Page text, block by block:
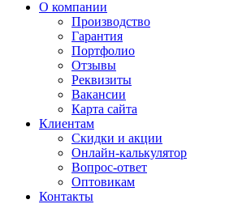
О компании
Производство
Гарантия
Портфолио
Отзывы
Реквизиты
Вакансии
Карта сайта
Клиентам
Скидки и акции
Онлайн-калькулятор
Вопрос-ответ
Оптовикам
Контакты